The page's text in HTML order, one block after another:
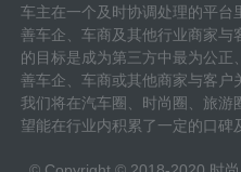
车主在一个及时协调处理的平台
善车企、车商及其他行业商家与
的目标是成为第三方中最为公
善车企、车商或其他商家与客户
我们将在汽车圈、时尚圈、旅游
望能在行业内积累了一定的口碑